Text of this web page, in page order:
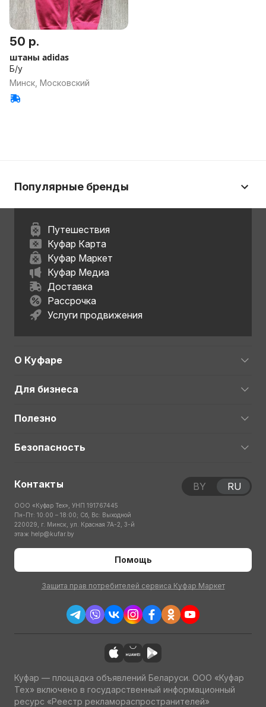
50 р.
штаны adidas
Б/у
Минск, Московский
Популярные бренды
Путешествия
Куфар Карта
Куфар Маркет
Куфар Медиа
Доставка
Рассрочка
Услуги продвижения
О Куфаре
Для бизнеса
Полезно
Безопасность
Контакты
ООО «Куфар Тех», УНП 191767445
Пн-Пт: 10:00 – 18:00; Сб, Вс: Выходной
220029, г. Минск, ул. Красная 7А-2, 3-й
этаж help@kufar.by
Помощь
Защита прав потребителей сервиса Куфар Маркет
BY RU
Куфар — площадка объявлений Беларуси. ООО «Куфар
Тех» включено в государственный информационный
ресурс «Реестр рекламораспространителей»